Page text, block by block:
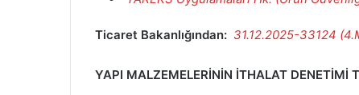
Ticaret Bakanlığından: 31.12.2025-33124
YAPI MALZEMELERİNİN İTHALAT DENETİMİ